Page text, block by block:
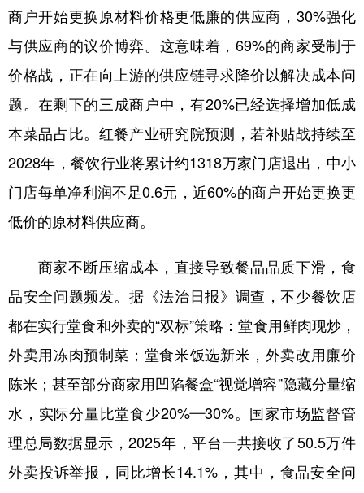
商户开始更换原材料价格更低廉的供应商，30%强化
与供应商的议价博弈。这意味着，69%的商家受制于
价格战，正在向上游的供应链寻求降价以解决成本问
题。在剩下的三成商户中，有20%已经选择增加低成
本菜品占比。红餐产业研究院预测，若补贴战持续至
2028年，餐饮行业将累计约1318万家门店退出，中小
门店每单净利润不足0.6元，近60%的商户开始更换更
低价的原材料供应商。
商家不断压缩成本，直接导致餐品品质下滑，食
品安全问题频发。据《法治日报》调查，不少餐饮店
都在实行堂食和外卖的“双标”策略：堂食用鲜肉现炒，
外卖用冻肉预制菜；堂食米饭选新米，外卖改用廉价
陈米；甚至部分商家用凹陷餐盒“视觉增容”隐藏分量缩
水，实际分量比堂食少20%—30%。国家市场监督管
理总局数据显示，2025年，平台一共接收了50.5万件
外卖投诉举报，同比增长14.1%，其中，食品安全问